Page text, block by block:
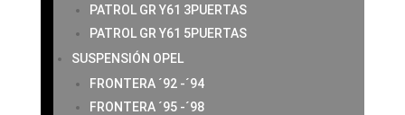
PATROL GR Y61 3PUERTAS
PATROL GR Y61 5PUERTAS
SUSPENSIÓN OPEL
FRONTERA ´92 -´94
FRONTERA ´95 -´98